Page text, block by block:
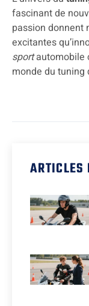
fascinant de
passion donnent
excitantes
sportautomobile
monde du tuning
ARTICLES